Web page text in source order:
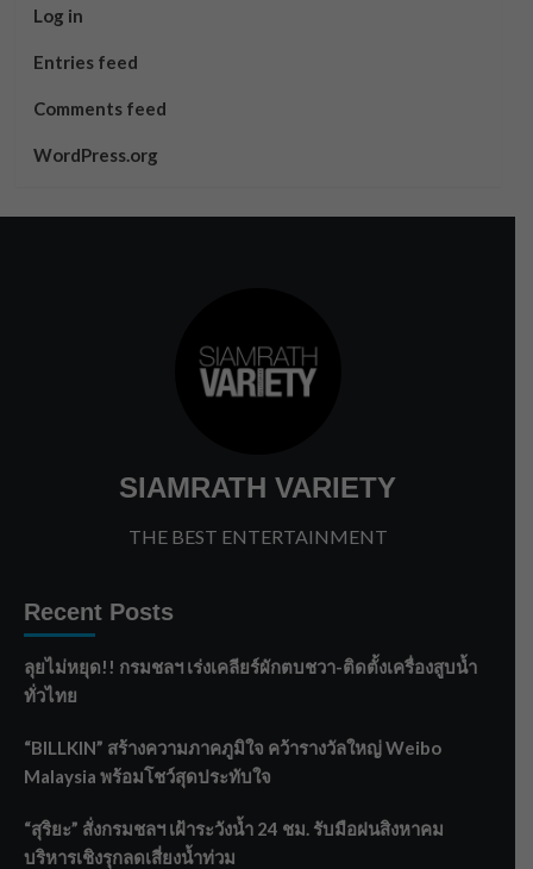
Log in
Entries feed
Comments feed
WordPress.org
SIAMRATH VARIETY
THE BEST ENTERTAINMENT
Recent Posts
ลุยไม่หยุด!! กรมชลฯ เร่งเคลียร์ผักตบชวา-ติดตั้งเครื่องสูบน้ำ
ทั่วไทย
“BILLKIN” สร้างความภาคภูมิใจ คว้ารางวัลใหญ่ Weibo
Malaysia พร้อมโชว์สุดประทับใจ
“สุริยะ” สั่งกรมชลฯ เฝ้าระวังน้ำ 24 ชม. รับมือฝนสิงหาคม
บริหารเชิงรุกลดเสี่ยงน้ำท่วม